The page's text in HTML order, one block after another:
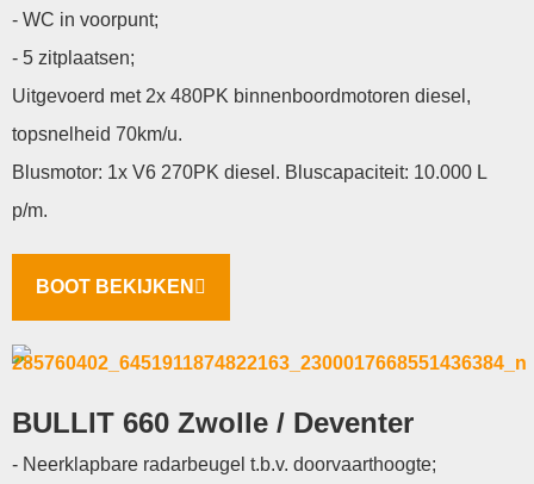
- WC in voorpunt;
- 5 zitplaatsen;
Uitgevoerd met 2x 480PK binnenboordmotoren diesel,
topsnelheid 70km/u.
Blusmotor: 1x V6 270PK diesel. Bluscapaciteit: 10.000 L
p/m.
BOOT BEKIJKEN
BULLIT 660 Zwolle / Deventer
- Neerklapbare radarbeugel t.b.v. doorvaarthoogte;